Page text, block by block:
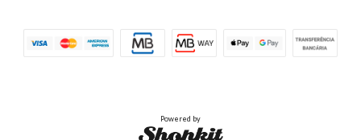
Powered by